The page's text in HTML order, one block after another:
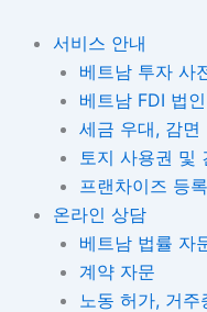
서비스 안내
베트남 투자 사
베트남 FDI 법
세금 우대, 감면
토지 사용권 및
프랜차이즈 등록
온라인 상담
베트남 법률 자
계약 자문
노동 허가, 거주